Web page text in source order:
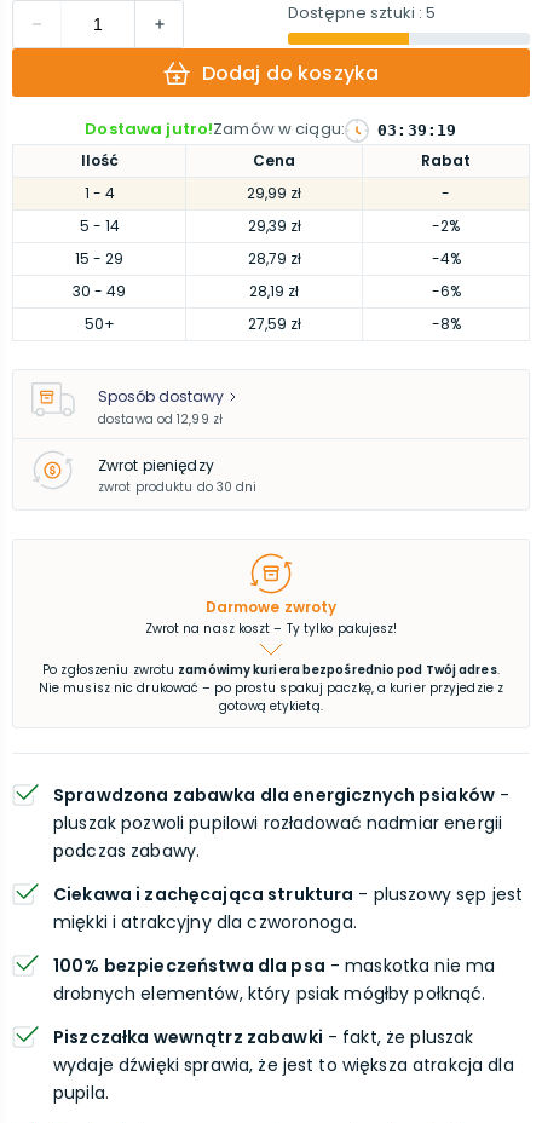
Ilość Cena
Rabat
1 - 4 29,99 zł
-
5 - 14 29,39 zł
-2%
15 - 29 28,79 zł
-4%
30 - 49 28,19 zł
-6%
50+ 27,59 zł -8%
Dostępne sztuki : 5
Dodaj do koszyka
Dostawa jutro!Zamów w ciągu: 03 : 39 : 18
Sposób dostawy
dostawa od 12,99 zł
Zwrot pieniędzy
zwrot produktu do 30 dni
Darmowe zwroty
Zwrot na nasz koszt – Ty tylko pakujesz!
Po zgłoszeniu zwrotu zamówimy kuriera bezpośrednio pod Twój adres.
Nie musisz nic drukować – po prostu spakuj paczkę, a kurier przyjedzie z
gotową etykietą.
Sprawdzona zabawka dla energicznych psiaków -
pluszak pozwoli pupilowi rozładować nadmiar energii
podczas zabawy.
Ciekawa i zachęcająca struktura - pluszowy sęp jest
miękki i atrakcyjny dla czworonoga.
100% bezpieczeństwa dla psa - maskotka nie ma
drobnych elementów, który psiak mógłby połknąć.
Piszczałka wewnątrz zabawki - fakt, że pluszak
wydaje dźwięki sprawia, że jest to większa atrakcja dla
pupila.